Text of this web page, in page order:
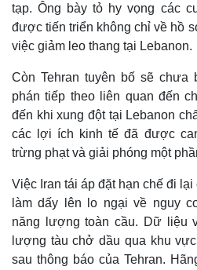
Thế giới
Quan sát
Cuộc sống đó đây
Hồ sơ
tạp. Ông bày tỏ hy vọng các
được tiến triển không chỉ về hồ
việc giảm leo thang tại Lebanon.
Còn Tehran tuyên bố sẽ chưa
phán tiếp theo liên quan đến
đến khi xung đột tại Lebanon
các lợi ích kinh tế đã được
trừng phạt và giải phóng một
Việc Iran tái áp đặt hạn chế đi
làm dấy lên lo ngại về nguy
năng lượng toàn cầu. Dữ liệu
lượng tàu chở dầu qua khu
sau thông báo của Tehran.